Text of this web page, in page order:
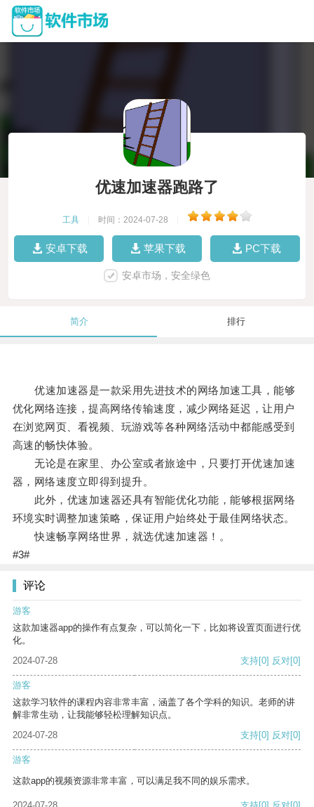
优速加速器跑路了
工具 时间：2024-07-28
安卓下载 苹果下载 PC下载
安卓市场，安全绿色
简介 排行
优速加速器是一款采用先进技术的网络加速工具，能够
优化网络连接，提高网络传输速度，减少网络延迟，让用户
在浏览网页、看视频、玩游戏等各种网络活动中都能感受到
高速的畅快体验。
无论是在家里、办公室或者旅途中，只要打开优速加速
器，网络速度立即得到提升。
此外，优速加速器还具有智能优化功能，能够根据网络
环境实时调整加速策略，保证用户始终处于最佳网络状态。
快速畅享网络世界，就选优速加速器！。
#3#
评论
游客
这款加速器app的操作有点复杂，可以简化一下，比如将设置页面进行优
化。
2024-07-28
支持[0] 反对[0]
游客
这款学习软件的课程内容非常丰富，涵盖了各个学科的知识。老师的讲
解非常生动，让我能够轻松理解知识点。
2024-07-28
支持[0] 反对[0]
游客
这款app的视频资源非常丰富，可以满足我不同的娱乐需求。